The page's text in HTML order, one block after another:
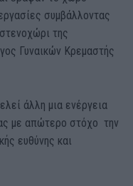
συμβάλλοντας
της
Γυναικών Κρεμαστής
άλλη μια ενέργεια
με απώτερο στόχο την
ευθύνης και